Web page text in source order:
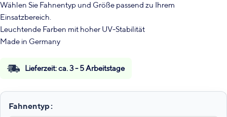
Wählen Sie Fahnentyp und Größe passend zu Ihrem
Einsatzbereich.
Leuchtende Farben mit hoher UV-Stabilität
Made in Germany
Lieferzeit:ca. 3 - 5 Arbeitstage
Fahnentyp